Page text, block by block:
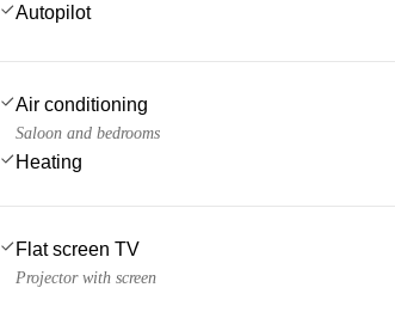
Autopilot
Air conditioning
Saloon and bedrooms
Heating
Flat screen TV
Projector with screen